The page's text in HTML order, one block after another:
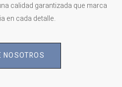
calidad garantizada que marca
en cada detalle.
NOSOTROS